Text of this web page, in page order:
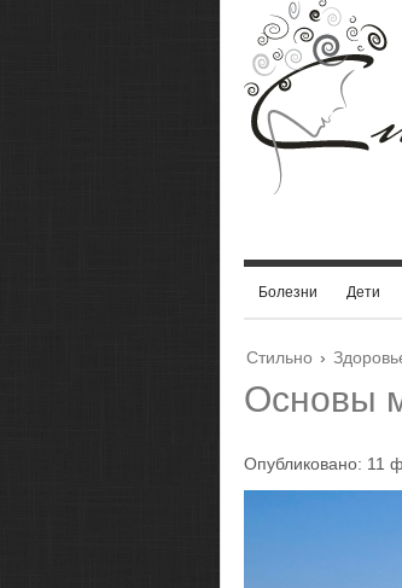
Болезни Дети
Стильно ›
Основы
Опубликовано: 11